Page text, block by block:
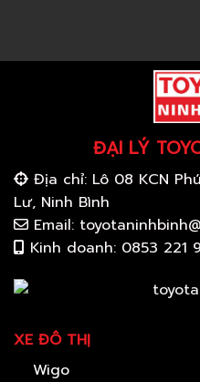
ĐẠI LÝ
Địa chỉ: Lô 08 KCN
Lư, Ninh Bình
Email:
Kinh doanh: 0853 221
XE ĐÔ THỊ
Wigo